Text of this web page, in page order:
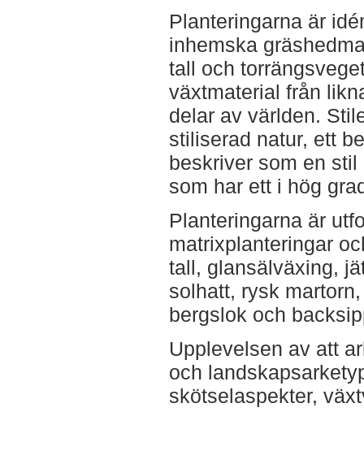
Planteringarna är
inhemska
tall och
växtmaterial från
delar av världen.
stiliserad natur, ett
beskriver som en
som har ett i hög
Planteringarna är
matrixplanteringar
tall, glansälväxing,
solhatt, rysk
bergslok och
Upplevelsen av att
och
skötselaspekter,